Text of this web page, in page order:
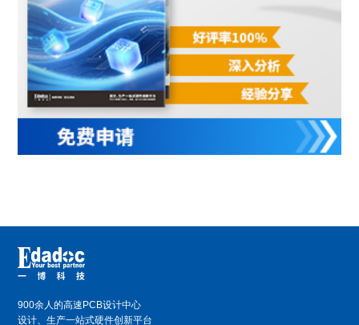
900余人的高速PCB设计中心
设计、生产一站式硬件创新平台